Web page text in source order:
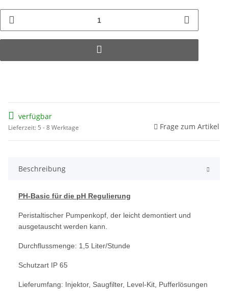
verfügbar
Lieferzeit: 5 - 8 Werktage Frage zum Artikel
Beschreibung
PH-Basic für die pH Regulierung
Peristaltischer Pumpenkopf, der leicht demontiert und
ausgetauscht werden kann.
Durchflussmenge: 1,5 Liter/Stunde
Schutzart IP 65
Lieferumfang: Injektor, Saugfilter, Level-Kit, Pufferlösungen